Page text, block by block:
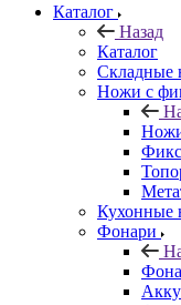
Каталог
Назад
Каталог
Складные
Ножи с
Кухонные
Фонари